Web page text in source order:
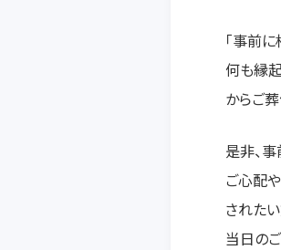
「事前に
何も縁
からご
是非、
ご心配
された
当日の